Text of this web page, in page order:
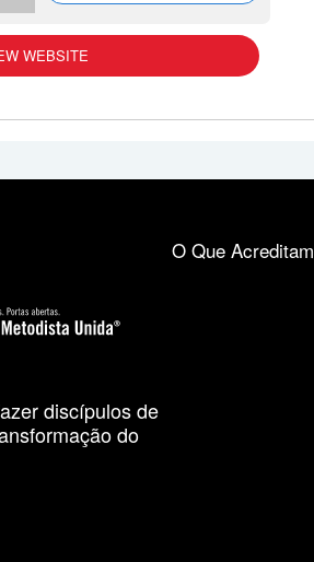
WEBSITE
discípulos de
do
O Que